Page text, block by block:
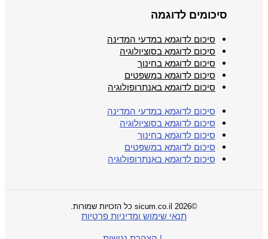
סיכומים לדוגמה
סיכום לדוגמא במדעי המדינה
סיכום לדוגמא בסוציולוגיה
סיכום לדוגמא בחינוך
סיכום לדוגמא במשפטים
סיכום לדוגמא באנתרופולוגיה
סיכום לדוגמא במדעי המדינה
סיכום לדוגמא בסוציולוגיה
סיכום לדוגמא בחינוך
סיכום לדוגמא במשפטים
סיכום לדוגמא באנתרופולוגיה
©2026 sicum.co.il כל הזכויות שמורות.
תנאי שימוש ומדיניות פרטיות